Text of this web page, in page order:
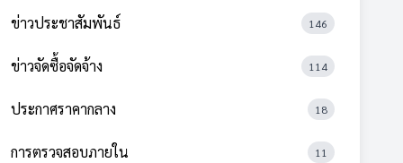
ข่าวประชาสัมพันธ์ 146
ข่าวจัดซื้อจัดจ้าง 114
ประกาศราคากลาง 18
การตรวจสอบภายใน 11